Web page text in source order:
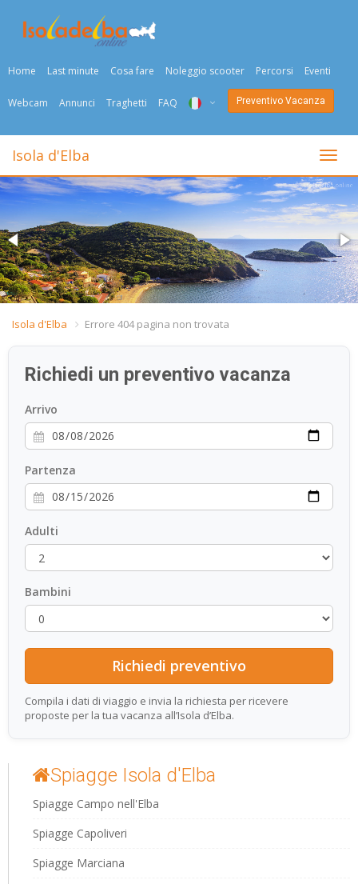
Home Last minute Cosa fare Noleggio scooter Percorsi Eventi
Webcam Annunci Traghetti FAQ
ENG
DEU
NED
FRA
DAN
ESP
Preventivo Vacanza
Togli
Isola d'Elba
Isola d'Elba Errore 404 pagina non trovata
Richiedi un preventivo vacanza
Arrivo
Partenza
Adulti
Bambini
Compila i dati di viaggio e invia la richiesta per ricevere
proposte per la tua vacanza all’Isola d’Elba.
Spiagge Isola d'Elba
Spiagge Campo nell'Elba
Spiagge Capoliveri
Spiagge Marciana